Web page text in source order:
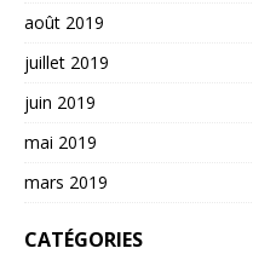
août 2019
juillet 2019
juin 2019
mai 2019
mars 2019
CATÉGORIES